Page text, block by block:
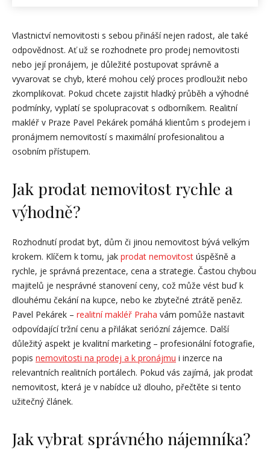
Vlastnictví nemovitosti s sebou přináší nejen radost, ale také
odpovědnost. Ať už se rozhodnete pro prodej nemovitosti
nebo její pronájem, je důležité postupovat správně a
vyvarovat se chyb, které mohou celý proces prodloužit nebo
zkomplikovat. Pokud chcete zajistit hladký průběh a výhodné
podmínky, vyplatí se spolupracovat s odborníkem. Realitní
makléř v Praze Pavel Pekárek pomáhá klientům s prodejem i
pronájmem nemovitostí s maximální profesionalitou a
osobním přístupem.
Jak prodat nemovitost rychle a
výhodně?
Rozhodnutí prodat byt, dům či jinou nemovitost bývá velkým
krokem. Klíčem k tomu, jak prodat nemovitost úspěšně a
rychle, je správná prezentace, cena a strategie. Častou chybou
majitelů je nesprávné stanovení ceny, což může vést buď k
dlouhému čekání na kupce, nebo ke zbytečné ztrátě peněz.
Pavel Pekárek – realitní makléř Praha vám pomůže nastavit
odpovídající tržní cenu a přilákat seriózní zájemce. Další
důležitý aspekt je kvalitní marketing – profesionální fotografie,
popis nemovitosti na prodej a k pronájmu i inzerce na
relevantních realitních portálech. Pokud vás zajímá, jak prodat
nemovitost, která je v nabídce už dlouho, přečtěte si tento
užitečný článek.
Jak vybrat správného nájemníka?